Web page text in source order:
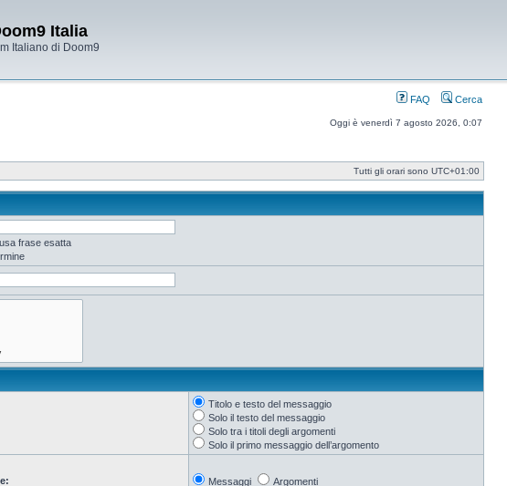
Italia
Italiano di Doom9
FAQ Cerca
Oggi è venerdì 7 agosto 2026, 0:07
Tutti gli orari sono UTC+01:00
frase esatta
Titolo e testo del messaggio
Solo il testo del messaggio
Solo tra i titoli degli argomenti
Solo il primo messaggio dell’argomento
Messaggi Argomenti